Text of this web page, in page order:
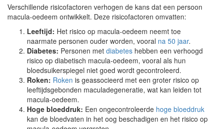
Verschillende risicofactoren verhogen de kans dat een persoon
macula-oedeem ontwikkelt. Deze risicofactoren omvatten:
Leeftijd: Het risico op macula-oedeem neemt toe
naarmate personen ouder worden, vooral na 50 jaar.
Diabetes: Personen met diabetes hebben een verhoogd
risico op diabetisch macula-oedeem, vooral als hun
bloedsuikerspiegel niet goed wordt gecontroleerd.
Roken: Roken is geassocieerd met een groter risico op
leeftijdsgebonden maculadegeneratie, wat kan leiden tot
macula-oedeem.
Hoge bloeddruk: Een ongecontroleerde hoge bloeddruk
kan de bloedvaten in het oog beschadigen en het risico op